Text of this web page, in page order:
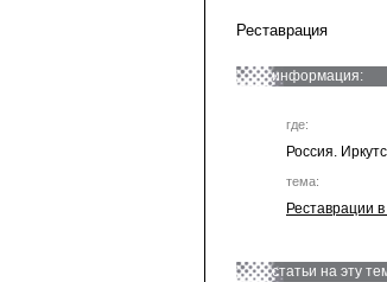
Реставрация
информация:
где:
Россия.
тема:
Реставрации
статьи на эту